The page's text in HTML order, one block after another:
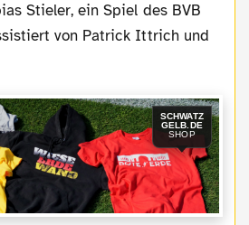
Stieler, ein Spiel des BVB
von Patrick Ittrich und
SCHWATZ
GELB.DE
SHOP